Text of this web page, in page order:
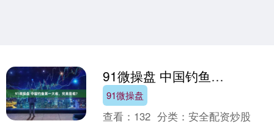
91微操盘 中国钓鱼第一大省，究竟是谁？
91微操盘
查看： 132 分类：安全配资炒股